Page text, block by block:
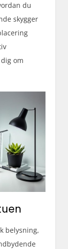
du
skygger
om
belysning,